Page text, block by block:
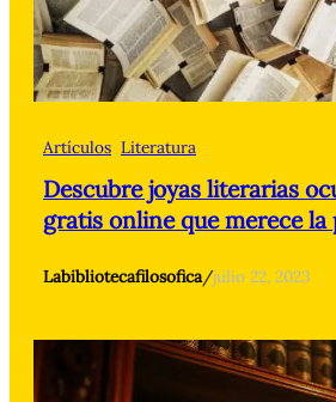
Artículos Literatura
Descubre joyas literarias
gratis online que merece la
Labibliotecafilosofica/julio 22, 2023